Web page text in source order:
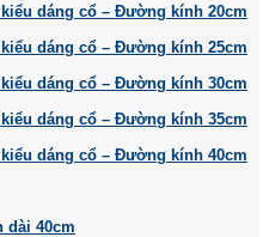
dáng cổ – Đường kính 20cm
dáng cổ – Đường kính 25cm
dáng cổ – Đường kính 30cm
dáng cổ – Đường kính 35cm
dáng cổ – Đường kính 40cm
dài 40cm